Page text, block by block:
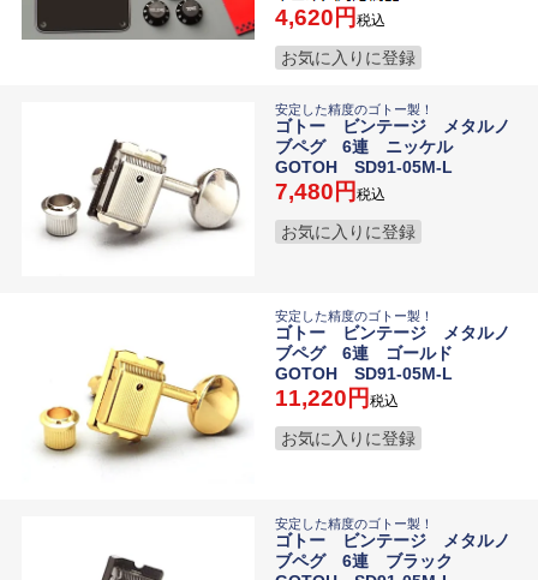
4,620 税込
お気に入りに登録
安定した精度のゴトー製！
ゴトー ビンテージ メタルノ
ブペグ 6連 ニッケル
GOTOH SD91-05M-L
7,480 税込
お気に入りに登録
安定した精度のゴトー製！
ゴトー ビンテージ メタルノ
ブペグ 6連 ゴールド
GOTOH SD91-05M-L
11,220 税込
お気に入りに登録
安定した精度のゴトー製！
ゴトー ビンテージ メタルノ
ブペグ 6連 ブラック